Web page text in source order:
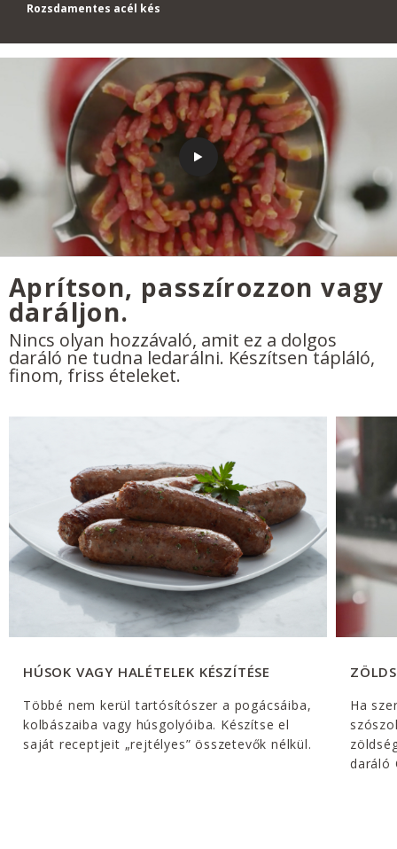
Rozsdamentes acél kés
Aprítson, passzírozzon vagy
daráljon.
Nincs olyan hozzávaló, amit ez a dolgos
daráló ne tudna ledarálni. Készítsen tápláló,
finom, friss ételeket.
HÚSOK VAGY HALÉTELEK KÉSZÍTÉSE
Többé nem kerül tartósítószer a pogácsáiba,
kolbászaiba vagy húsgolyóiba. Készítse el
saját receptjeit „rejtélyes” összetevők nélkül.
Ha
daráló